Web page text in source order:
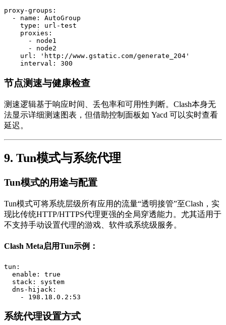
proxy-groups:
-
name:
AutoGroup
type:
url-test
proxies:
-
node1
-
node2
url:
'http://www.gstatic.com/generate_204'
interval:
300
节点测速与健康检查
测速逻辑基于响应时间、丢包率和可用性判断。Clash本身无
法显示详细测速图表，但借助控制面板如 Yacd 可以实时查看
延迟。
9. Tun模式与系统代理
Tun模式的用途与配置
Tun模式可将系统层级所有应用的流量“透明接管”至Clash，实
现比传统HTTP/HTTPS代理更强的全局穿透能力。尤其适用于
不支持手动设置代理的游戏、软件或系统级服务。
Clash Meta启用Tun示例：
tun:
enable:
true
stack:
system
dns-hijack:
-
198.18 .0 .2 :53
系统代理设置方式